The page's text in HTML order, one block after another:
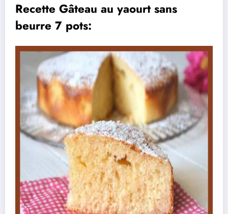
Recette Gâteau au yaourt sans
beurre 7 pots: